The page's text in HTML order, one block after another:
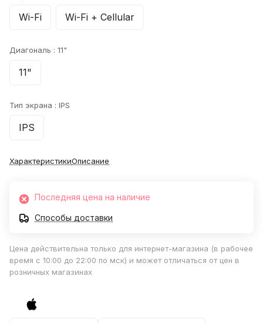
Wi-Fi Wi-Fi + Cellular
Диагональ : 11"
11"
Тип экрана : IPS
IPS
ХарактеристикиОписание
Последняя цена на наличие
Способы доставки
Цена действительна только для интернет-магазина (в рабочее
время с 10:00 до 22:00 по мск) и может отличаться от цен в
розничных магазинах